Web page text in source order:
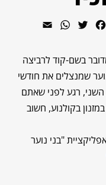
Facebook
Twitter
WhatsApp
בשם-קוד לרביצה
שמנצלים את חודשי
רגע לפני שאתם
בקולנוע, חשוב
"בני נוער